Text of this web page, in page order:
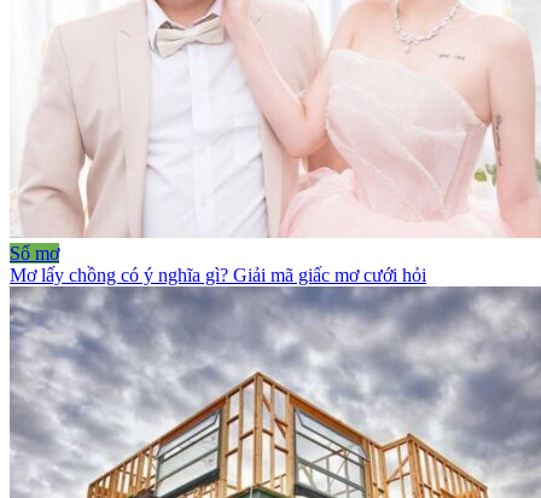
Sổ mơ
Mơ lấy chồng có ý nghĩa gì? Giải mã giấc mơ cưới hỏi